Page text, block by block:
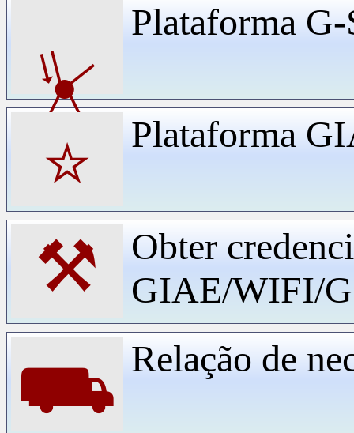
⏧
Plataforma
⭐ Plataforma
⚒
Obter
GIAE/WIFI/
⛟ Relação de